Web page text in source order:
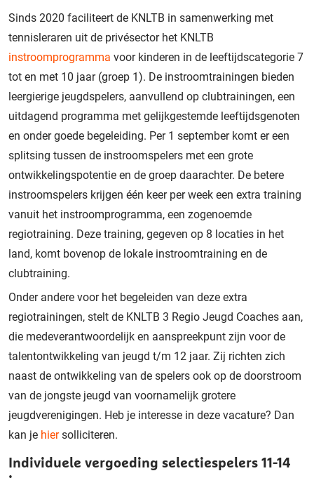
Sinds 2020 faciliteert de KNLTB in samenwerking met
tennisleraren uit de privésector het KNLTB
instroomprogramma voor kinderen in de leeftijdscategorie 7
tot en met 10 jaar (groep 1). De instroomtrainingen bieden
leergierige jeugdspelers, aanvullend op clubtrainingen, een
uitdagend programma met gelijkgestemde leeftijdsgenoten
en onder goede begeleiding. Per 1 september komt er een
splitsing tussen de instroomspelers met een grote
ontwikkelingspotentie en de groep daarachter. De betere
instroomspelers krijgen één keer per week een extra training
vanuit het instroomprogramma, een zogenoemde
regiotraining. Deze training, gegeven op 8 locaties in het
land, komt bovenop de lokale instroomtraining en de
clubtraining.
Onder andere voor het begeleiden van deze extra
regiotrainingen, stelt de KNLTB 3 Regio Jeugd Coaches aan,
die medeverantwoordelijk en aanspreekpunt zijn voor de
talentontwikkeling van jeugd t/m 12 jaar. Zij richten zich
naast de ontwikkeling van de spelers ook op de doorstroom
van de jongste jeugd van voornamelijk grotere
jeugdverenigingen. Heb je interesse in deze vacature? Dan
kan je hiersolliciteren.
Individuele vergoeding selectiespelers 11-14